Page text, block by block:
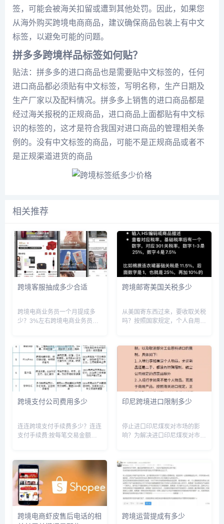
签，可能会被海关扣留或遭到其他处罚。因此，如果您
从海外购买跨境电商商品，建议确保商品包装上有中文
标签，以避免可能的问题。
拼多多跨境样品标签如何贴？
贴法：拼多多的进口商品也是需要贴中文标签的，任何
进口商品都必须贴有中文标签，写明名称，生产日期及
生产厂家以及配料情况。拼多多上销售的进口商品都是
经过海关报税的正规商品，进口商品上面都贴有中文标
识的标签的，这才是符合我国对进口商品的管理相关条
例的。没有中文标签的商品，可能不是正规商品或者不
是正规渠道进货的商品
相关推荐
跨境客服抽成多少合适
跨境电商业务员一个月提成多
少？3%左右跨境电商业务员提
右。但是，现在好多电商运营工
资不是按提成发放的。按提成发
放运营工资弊端也是很大的。我
身边好多...
跨境邮寄美国关税多少
从美国寄东西过来，要收取关税
吗？按照国家规定，个人自用物
关税。合理自用物品的意思是：
物品的数量和价格应该在个人使
用的合理范围内。该政策针对不
同地区...
跨境支付公司费用多少
连连跨境支付手续费多少？连连
支付手续费:按每笔交易金额的
手续费，最低2元，最高50元。
连连支付拥有中国人民颁发的
《支付业务许可证》、中国人...
印尼跨境进口限制多少
停止进口印尼煤炭对市场的影
响？为解决进口印尼煤炭对市场
工，提升产能和质量；另一方
面，鼓励开拓非常规能源，如天
然气、太阳能等多元化供应来
源。同时加强...
跨境电商虾皮售后电话的相
跨境运营提成有多少